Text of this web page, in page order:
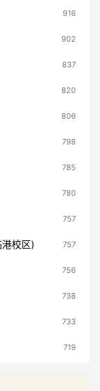
916
902
837
820
806
798
785
780
757
校区) 757
756
738
733
719